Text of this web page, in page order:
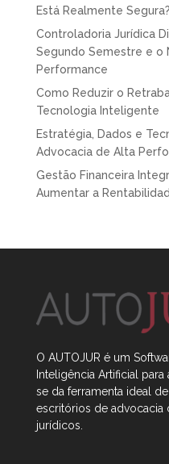
Está Realmente Segura?
Controladoria Jurídica
Segundo Semestre e o
Performance
Como Reduzir o
Tecnologia Inteligente
Estratégia, Dados e
Advocacia de Alta
Gestão Financeira
Aumentar a
O AUTOJUR é um
Inteligência Artificial para
se da ferramenta ideal
escritórios de advocacia
jurídicos.